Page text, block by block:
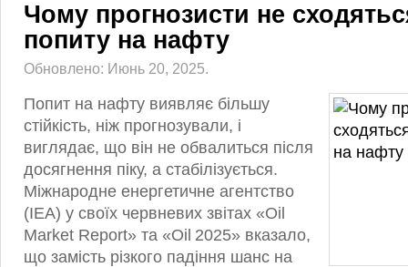
Чому прогнозисти не
попиту на нафту
Обновлено: Июнь 20, 2025.
Попит на нафту виявляє більшу
стійкість, ніж прогнозували, і
виглядає, що він не обвалиться після
досягнення піку, а стабілізується.
Міжнародне енергетичне агентство
(IEA) у своїх червневих звітах «Oil
Market Report» та «Oil 2025» вказало,
що замість різкого падіння шанс на